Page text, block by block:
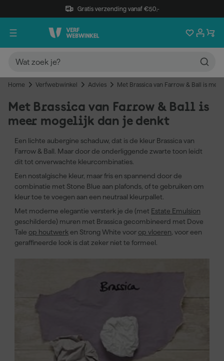
Gratis verzending vanaf €50,-
Home Verfwebwinkel Advies Met Brassica van Farrow & Ball is
Met Brassica van Farrow & Ball is
meer mogelijk dan je denkt
Een lichte aubergine schaduw, dat is de kleur Brassica van
Farrow & Ball. Maar door de onderliggende zwarte toon leidt
dit tot onverwachte kleurcombinaties.
Een nostalgische kleur, maar fris en spannend door de
combinatie met Stone Blue aan plafonds, of te gebruiken om
kleur toe te voegen aan een neutraal kleurpallet.
Met moderne elegantie versterk je de (met Estate Emulsion
geschilderde) muren met Brassica gecombineerd met Dove
Tale op houtwerk en Strong White voor op vloeren , voor een
geraffineerde look is dat zeker niet te formeel.